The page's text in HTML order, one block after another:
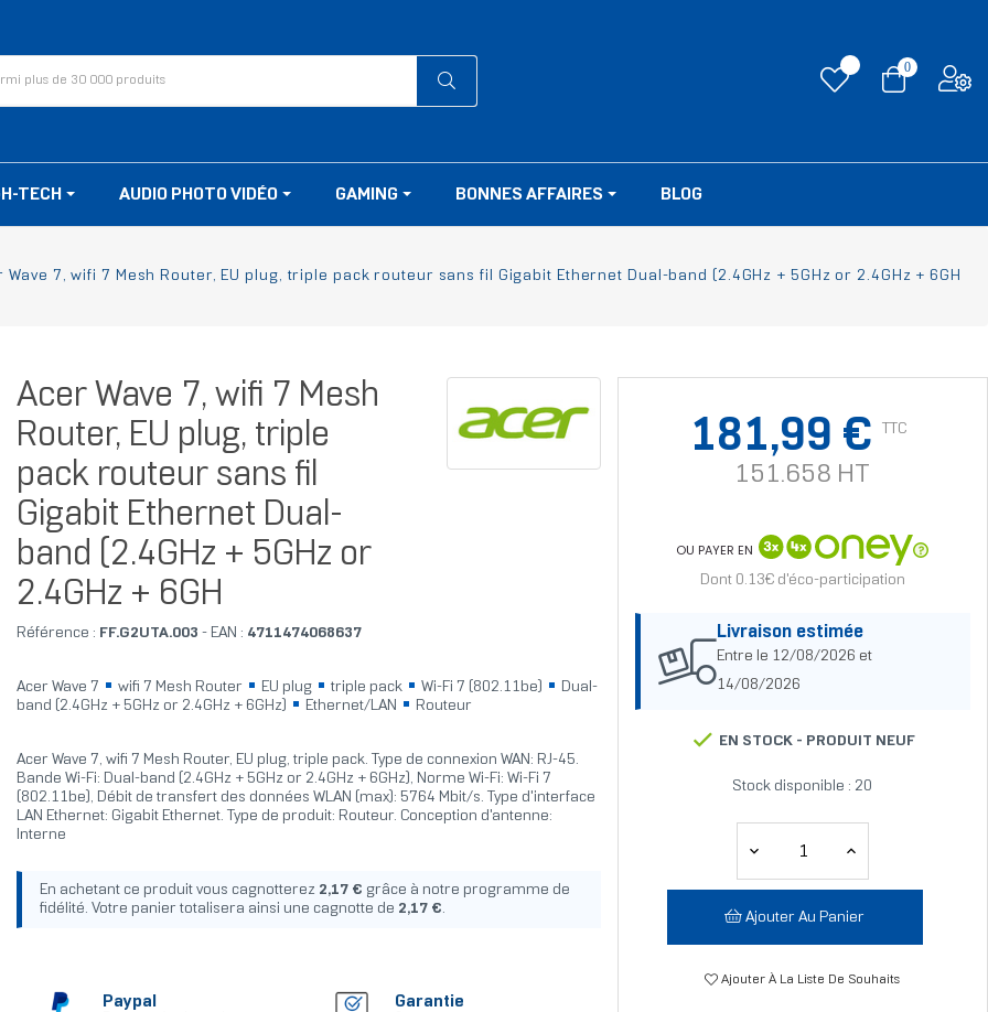
0
TECH AUDIO PHOTO VIDÉO GAMING BONNES AFFAIRES BLOG
Wave 7, wifi 7 Mesh Router, EU plug, triple pack routeur sans fil Gigabit Ethernet Dual-band (2.4GHz + 5GHz or 2.4GHz + 6GH
Acer Wave 7, wifi 7 Mesh
Router, EU plug, triple
pack routeur sans fil
Gigabit Ethernet Dual-
band (2.4GHz + 5GHz or
2.4GHz + 6GH
Référence : FF.G2UTA.003 - EAN : 4711474068637
Acer Wave 7 wifi 7 Mesh Router EU plug triple pack Wi-Fi 7 (802.11be)
Dual-
band (2.4GHz + 5GHz or 2.4GHz + 6GHz)
Ethernet/LAN Routeur
Acer Wave 7, wifi 7 Mesh Router, EU plug, triple pack. Type de connexion WAN: RJ-45.
Bande Wi-Fi: Dual-band (2.4GHz + 5GHz or 2.4GHz + 6GHz), Norme Wi-Fi: Wi-Fi 7
(802.11be), Débit de transfert des données WLAN (max): 5764 Mbit/s. Type d'interface
LAN Ethernet: Gigabit Ethernet. Type de produit: Routeur. Conception d'antenne:
Interne
En achetant ce produit vous cagnotterez 2,17 € grâce à notre programme de
fidélité. Votre panier totalisera ainsi une cagnotte de 2,17 €.
Paypal Garantie
181,99 € TTC
151.658 HT
OU PAYER EN
Dont 0.13€ d'éco-participation
Livraison estimée
Entre le 12/08/2026 et
14/08/2026
EN STOCK - PRODUIT NEUF
Stock disponible : 20
Ajouter Au Panier
Ajouter À La Liste De Souhaits